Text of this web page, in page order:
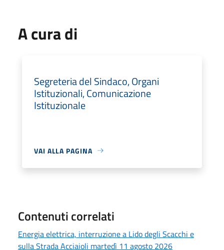
A cura di
Segreteria del Sindaco, Organi
Istituzionali, Comunicazione
Istituzionale
VAI ALLA PAGINA
Contenuti correlati
Energia elettrica, interruzione a Lido degli Scacchi e
sulla Strada Acciaioli martedì 11 agosto 2026